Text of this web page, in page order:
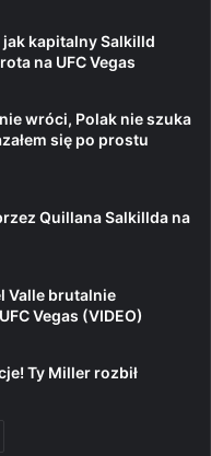
kapitalny Salkilld
na UFC Vegas
wróci, Polak nie szuka
się po prostu
Quillana Salkillda na
Valle brutalnie
Vegas (VIDEO)
Ty Miller rozbił